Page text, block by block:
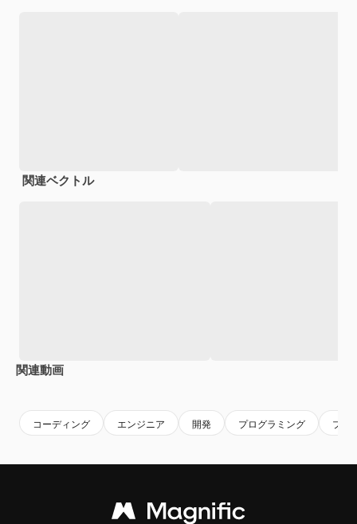
関連ベクトル
関連動画
コーディング エンジニア 開発 プログラミング プロ